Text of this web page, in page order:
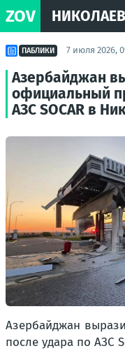
ZOV НИКОЛАЕВ
ПАБЛИКИ 7 июля 2026,
Азербайджан
официальный
АЗС SOCAR в
Азербайджан
после удара по АЗС